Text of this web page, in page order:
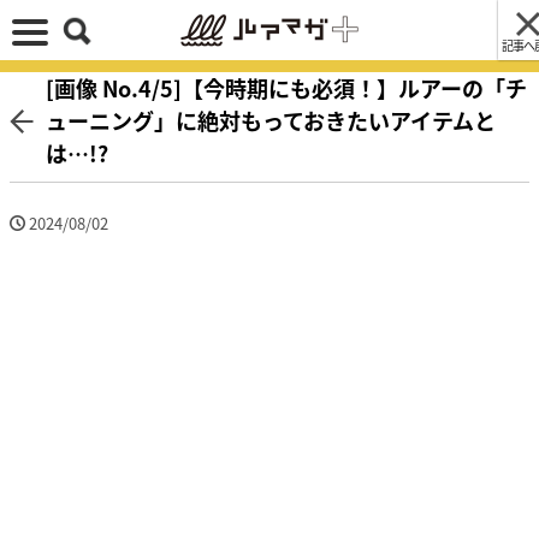
記事へ
[画像 No.4/5]【今時期にも必須！】ルアーの「チ
ューニング」に絶対もっておきたいアイテムと
は…!?
2024/08/02